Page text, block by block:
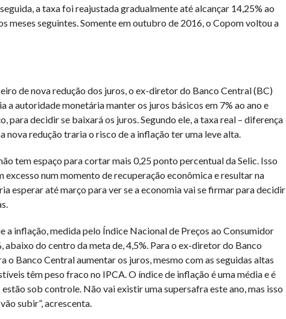
a taxa foi reajustada gradualmente até alcançar 14,25% ao
meses seguintes. Somente em outubro de 2016, o Copom voltou a
de nova redução dos juros, o ex-diretor do Banco Central (BC)
a autoridade monetária manter os juros básicos em 7% ao ano e
para decidir se baixará os juros. Segundo ele, a taxa real – diferença
nova redução traria o risco de a inflação ter uma leve alta.
tem espaço para cortar mais 0,25 ponto percentual da Selic. Isso
excesso num momento de recuperação econômica e resultar na
esperar até março para ver se a economia vai se firmar para decidir
inflação, medida pelo Índice Nacional de Preços ao Consumidor
abaixo do centro da meta de, 4,5%. Para o ex-diretor do Banco
Banco Central aumentar os juros, mesmo com as seguidas altas
têm peso fraco no IPCA. O índice de inflação é uma média e é
sob controle. Não vai existir uma supersafra este ano, mas isso
subir”, acrescenta.